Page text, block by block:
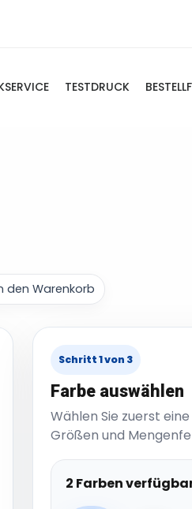
TESTDRUCK
den Warenkorb
Schritt 1 von 3
Farbe auswählen
Wählen Sie zuerst
Größen und
2 Farben